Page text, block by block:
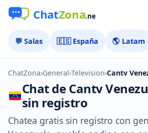
💬 Salas 🇪🇸 España 🌎 Latam
ChatZona›General›Television›Cantv
Chat de Cantv
sin registro
Chatea gratis sin registro con